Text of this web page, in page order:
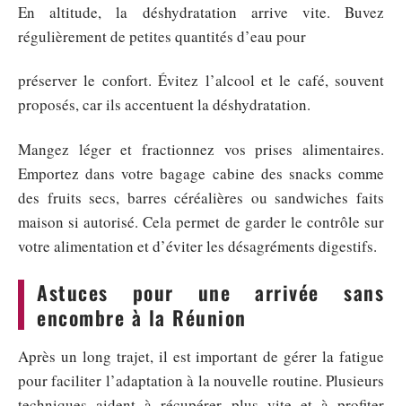
En altitude, la déshydratation arrive vite. Buvez
régulièrement de petites quantités d’eau pour
préserver le confort. Évitez l’alcool et le café, souvent
proposés, car ils accentuent la déshydratation.
Mangez léger et fractionnez vos prises alimentaires.
Emportez dans votre bagage cabine des snacks comme
des fruits secs, barres céréalières ou sandwiches faits
maison si autorisé. Cela permet de garder le contrôle sur
votre alimentation et d’éviter les désagréments digestifs.
Astuces pour une arrivée sans
encombre à la Réunion
Après un long trajet, il est important de gérer la fatigue
pour faciliter l’adaptation à la nouvelle routine. Plusieurs